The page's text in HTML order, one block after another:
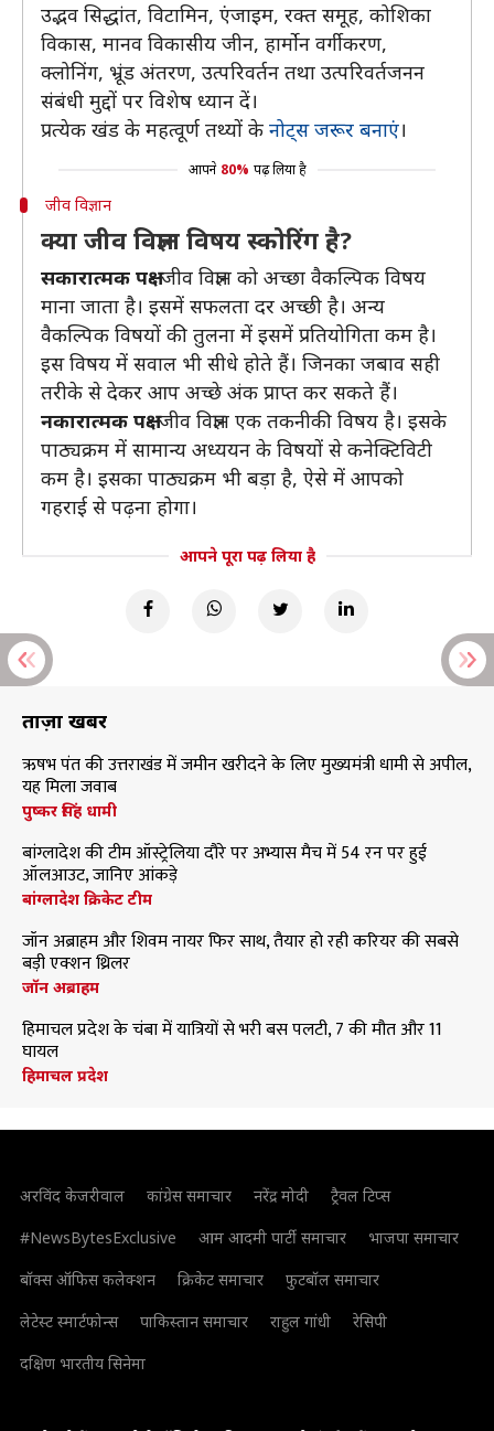
उद्भव सिद्धांत, विटामिन, एंजाइम, रक्त समूह, कोशिका
विकास, मानव विकासीय जीन, हार्मोन वर्गीकरण,
क्लोनिंग, भ्रूंड अंतरण, उत्परिवर्तन तथा उत्परिवर्तजनन
संबंधी मुद्दों पर विशेष ध्यान दें।
प्रत्येक खंड के महत्वूर्ण तथ्यों के नोट्स जरूर बनाएं।
आपने 80% पढ़ लिया है
जीव विज्ञान
क्या जीव विज्ञान विषय स्कोरिंग है?
सकारात्मक पक्ष-जीव विज्ञान को अच्छा वैकल्पिक विषय
माना जाता है। इसमें सफलता दर अच्छी है। अन्य
वैकल्पिक विषयों की तुलना में इसमें प्रतियोगिता कम है।
इस विषय में सवाल भी सीधे होते हैं। जिनका जबाव सही
तरीके से देकर आप अच्छे अंक प्राप्त कर सकते हैं।
नकारात्मक पक्ष-जीव विज्ञान एक तकनीकी विषय है। इसके
पाठ्यक्रम में सामान्य अध्ययन के विषयों से कनेक्टिविटी
कम है। इसका पाठ्यक्रम भी बड़ा है, ऐसे में आपको
गहराई से पढ़ना होगा।
आपने पूरा पढ़ लिया है
ताज़ा खबरें
ऋषभ पंत की उत्तराखंड में जमीन खरीदने के लिए मुख्यमंत्री धामी से अपील,
यह मिला जवाब
पुष्कर सिंह धामी
बांग्लादेश की टीम ऑस्ट्रेलिया दौरे पर अभ्यास मैच में 54 रन पर हुई
ऑलआउट, जानिए आंकड़े
बांग्लादेश क्रिकेट टीम
जॉन अब्राहम और शिवम नायर फिर साथ, तैयार हो रही करियर की सबसे
बड़ी एक्शन थ्रिलर
जॉन अब्राहम
हिमाचल प्रदेश के चंबा में यात्रियों से भरी बस पलटी, 7 की मौत और 11
घायल
हिमाचल प्रदेश
अरविंद केजरीवाल कांग्रेस समाचार नरेंद्र मोदी
ट्रैवल टिप्स
#NewsBytesExclusive
आम आदमी पार्टी समाचार
भाजपा समाचार
बॉक्स ऑफिस कलेक्शन
क्रिकेट समाचार
फुटबॉल समाचार
लेटेस्ट स्मार्टफोन्स
पाकिस्तान समाचार राहुल गांधी
रेसिपी
दक्षिण भारतीय सिनेमा